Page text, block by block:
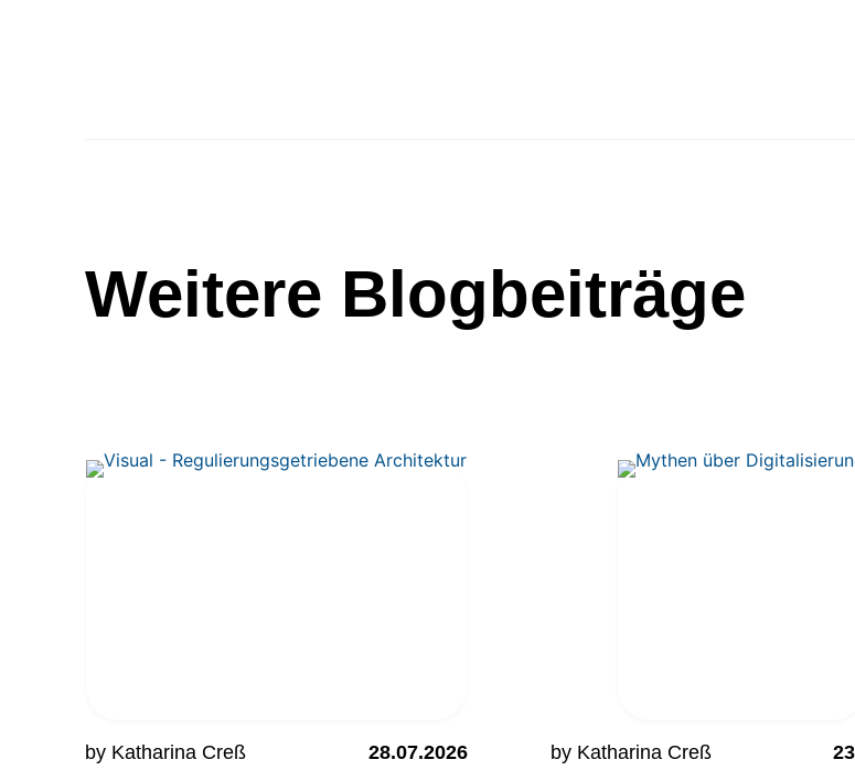
Weitere Blogbeiträge
by Katharina Creß 28.07.2026 by Katharina Creß